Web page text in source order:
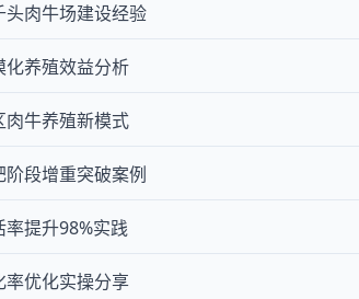
头肉牛场建设经验
化养殖效益分析
肉牛养殖新模式
阶段增重突破案例
率提升98%实践
率优化实操分享